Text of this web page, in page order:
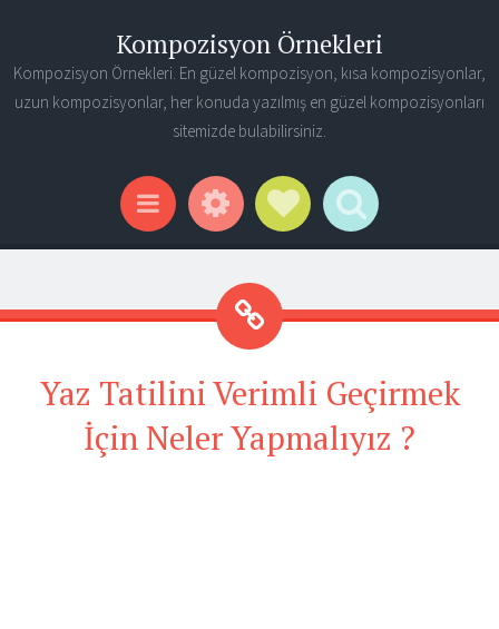
Kompozisyon Örnekleri
Kompozisyon Örnekleri. En güzel kompozisyon, kısa kompozisyonlar,
uzun kompozisyonlar, her konuda yazılmış en güzel kompozisyonları
sitemizde bulabilirsiniz.
Menu WidgetsSocial Links
Search
Yaz Tatilini Verimli Geçirmek
İçin Neler Yapmalıyız ?